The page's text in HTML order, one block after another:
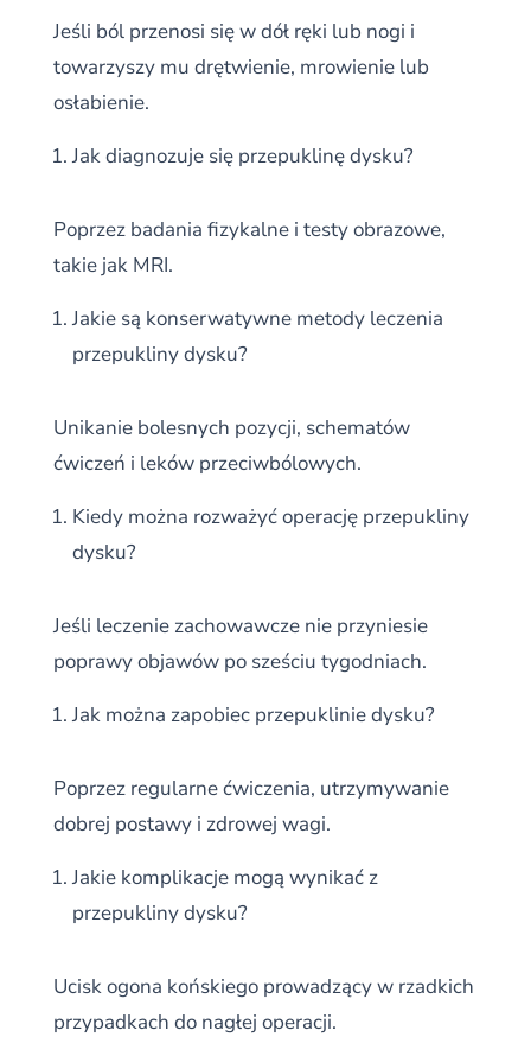
Jeśli ból przenosi się w dół ręki lub nogi i
towarzyszy mu drętwienie, mrowienie lub
osłabienie.
Jak diagnozuje się przepuklinę dysku?
Poprzez badania fizykalne i testy obrazowe,
takie jak MRI.
Jakie są konserwatywne metody leczenia
przepukliny dysku?
Unikanie bolesnych pozycji, schematów
ćwiczeń i leków przeciwbólowych.
Kiedy można rozważyć operację przepukliny
dysku?
Jeśli leczenie zachowawcze nie przyniesie
poprawy objawów po sześciu tygodniach.
Jak można zapobiec przepuklinie dysku?
Poprzez regularne ćwiczenia, utrzymywanie
dobrej postawy i zdrowej wagi.
Jakie komplikacje mogą wynikać z
przepukliny dysku?
Ucisk ogona końskiego prowadzący w rzadkich
przypadkach do nagłej operacji.